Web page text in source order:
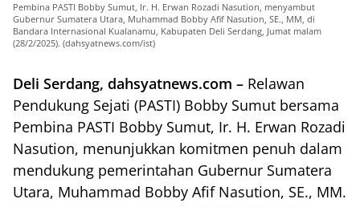
Pembina PASTI Bobby Sumut, Ir. H. Erwan Rozadi Nasution, menyambut
Gubernur Sumatera Utara, Muhammad Bobby Afif Nasution, SE., MM, di
Bandara Internasional Kualanamu, Kabupaten Deli Serdang, Jumat malam
(28/2/2025). (dahsyatnews.com/ist)
Deli Serdang, dahsyatnews.com – Relawan
Pendukung Sejati (PASTI) Bobby Sumut bersama
Pembina PASTI Bobby Sumut, Ir. H. Erwan Rozadi
Nasution, menunjukkan komitmen penuh dalam
mendukung pemerintahan Gubernur Sumatera
Utara, Muhammad Bobby Afif Nasution, SE., MM.